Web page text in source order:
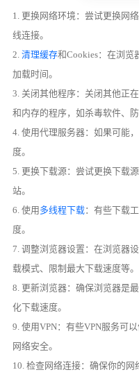
1. 更换网络环境：尝试更换网
线连接。
2.清理缓存和Cookies：在浏览
加载时间。
3. 关闭其他程序：关闭其他正
和内存的程序，如杀毒软件、防
4. 使用代理服务器：如果可能
度。
5. 更换下载源：尝试更换下载
站。
6. 使用 多线程下载：有些下载
度。
7. 调整浏览器设置：在浏览器
载模式、限制最大下载速度等。
8. 更新浏览器：确保浏览器是
化下载速度。
9. 使用VPN：有些VPN服务可
网络安全。
10. 检查网络连接：确保你的